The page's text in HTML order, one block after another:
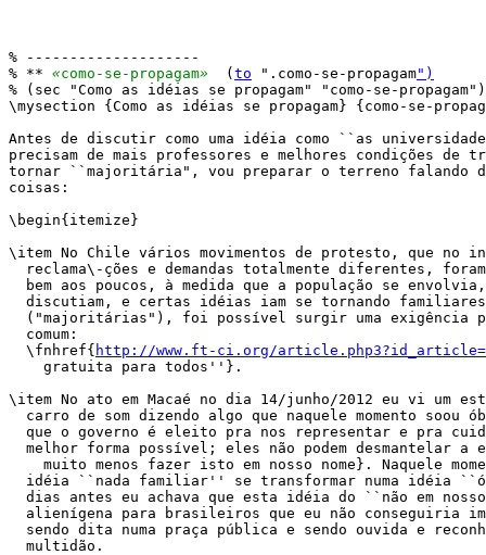
% --------------------
% ** «como-se-propagam»
  (
to ".como-se-propagam")
% (sec "Como as idéias se propagam" "como-se-propagam")
\mysection {Como as idéias se propagam} {como-se-
Antes de discutir como uma idéia como ``as
precisam de mais professores e melhores condições de
tornar ``majoritária", vou preparar o terreno falando
coisas:
\begin{itemize}
\item No Chile vários movimentos de protesto, que no
reclama\-ções e demandas totalmente diferentes,
bem aos poucos, à medida que a população se
  discutiam, e certas idéias iam se tornando familiares
("majoritárias"), foi possível surgir uma exigência
  comum:
  \fnhref{
http://www.ft-ci.org/
    gratuita para todos''}.
\item No ato em Macaé no dia 14/junho/2012 eu vi um
carro de som dizendo algo que naquele momento soou
que o governo é eleito pra nos representar e pra
melhor forma possível; eles não podem desmantelar a
muito menos fazer isto em nosso nome}. Naquele
idéia ``nada familiar'' se transformar numa idéia
dias antes eu achava que esta idéia do ``não em
alienígena para brasileiros que eu não conseguiria
sendo dita numa praça pública e sendo ouvida e
  multidão.